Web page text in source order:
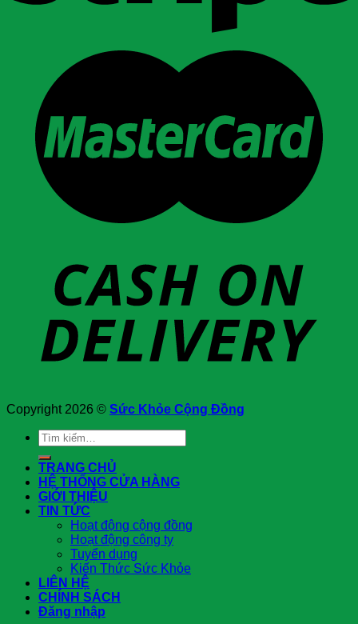
Copyright 2026 © Sức Khỏe Cộng Đồng
Tìm
kiếm:
TRANG CHỦ
HỆ THỐNG CỬA HÀNG
GIỚI THIỆU
TIN TỨC
Hoạt động cộng đồng
Hoạt động công ty
Tuyển dụng
Kiến Thức Sức Khỏe
LIÊN HỆ
CHÍNH SÁCH
Đăng nhập